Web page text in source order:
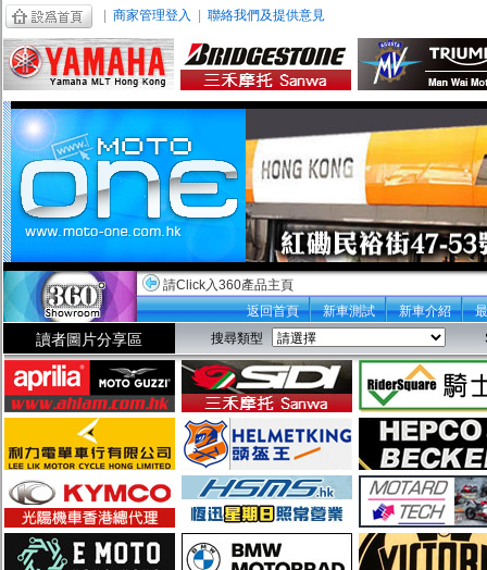
商家管理登入 聯絡我們及提供意見
請Click入360產品主頁
返回首頁
新車測試 新車介紹
讀者圖片分享區 搜尋類型